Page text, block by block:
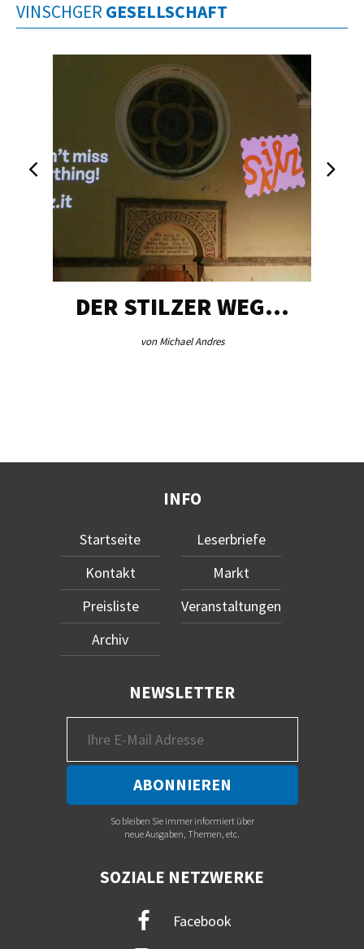
VINSCHGER GESELLSCHAFT
DER STILZER WEG…
von Michael Andres
INFO
Startseite
Kontakt
Preisliste
Archiv
Leserbriefe
Markt
Veranstaltungen
NEWSLETTER
So bleiben Sie immer informiert über
neue Ausgaben, Themen, etc.
SOZIALE NETZWERKE
Facebook